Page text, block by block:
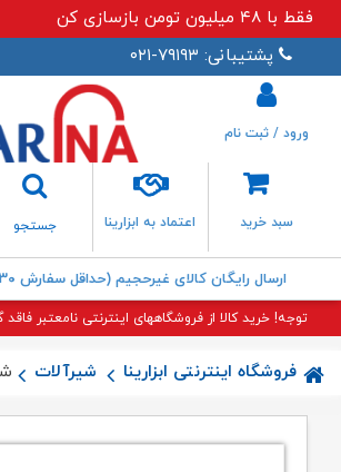
فقط با ۴۸ میلیون تومن بازسازی کن
پشتیبانی: ۷۹۱۹۳-۰۲۱
سبد خرید اعتماد به ابزارینا
جستجو
جستجو
ورود / ثبت نام
ارسال رایگان کالای غیرحجیم (حداقل سفارش ۳۰ میلیون تومان )
توجه! خرید کالا از فروشگاههای اینترنتی نامعتبر
فروشگاه اینترنتی ابزارینا شیرآلات